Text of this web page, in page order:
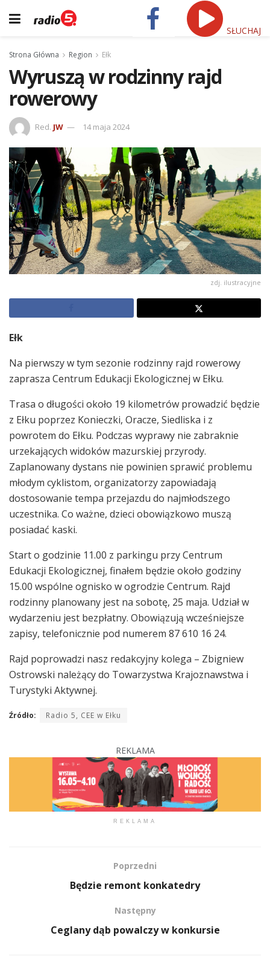
SŁUCHAJ
Strona Główna Region Ełk
Wyruszą w rodzinny rajd
rowerowy
Red. JW 14 maja 2024
zdj. ilustracyjne
Ełk
Na pierwszy w tym sezonie rodzinny rajd rowerowy
zaprasza Centrum Edukacji Ekologicznej w Ełku.
Trasa o długości około 19 kilometrów prowadzić będzie
z Ełku poprzez Konieczki, Oracze, Siedliska i z
powrotem do Ełku. Podczas wyprawy nie zabraknie
urzekających widoków mazurskiej przyrody.
Zaplanowany dystans nie powinien sprawić problemu
młodym cyklistom, organizatorzy zapowiadają
dostosowanie tempa przejazdu do najmłodszego
uczestnika. Co ważne, dzieci obowiązkowo muszą
posiadać kaski.
Start o godzinie 11.00 z parkingu przy Centrum
Edukacji Ekologicznej, finałem będzie około godziny
15.00 wspólne ognisko w ogrodzie Centrum. Rajd
rodzinny planowany jest na sobotę, 25 maja. Udział w
wydarzeniu jest bezpłatny. Obowiązują wcześniejsze
zapisy, telefonicznie pod numerem 87 610 16 24.
Rajd poprowadzi nasz redakcyjny kolega – Zbigniew
Ostrowski należący do Towarzystwa Krajoznawstwa i
Turystyki Aktywnej.
Źródło: Radio 5, CEE w Ełku
REKLAMA
REKLAMA
Poprzedni
Będzie remont konkatedry
Następny
Ceglany dąb powalczy w konkursie